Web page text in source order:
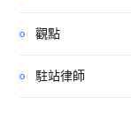
觀點
駐站律師